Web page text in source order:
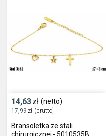
14,63zł (netto)
17,99 zł (brutto)
Bransoletka ze stali
chirurgicznej - 5010535B